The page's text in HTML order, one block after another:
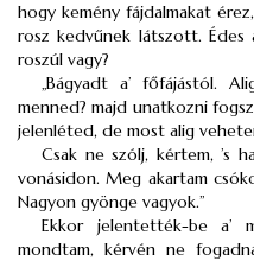
hogy kemény fájdalmakat
rosz kedvűnek látszott. Édes
roszúl vagy?
„Bágyadt a’ főfájástól.
menned? majd unatkozni
jelenléted, de most alig
Csak ne szólj, kértem, ’s
vonásidon. Meg akartam
Nagyon gyönge vagyok.”
Ekkor jelentették-be a’
mondtam, kérvén ne